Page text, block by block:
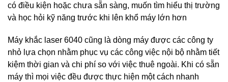
có điều kiện hoặc chưa sẵn sàng, muốn tìm hiểu thị trường
và học hỏi kỹ năng trước khi lên khổ máy lớn hơn
Máy khắc laser 6040 cũng là dòng máy được các công ty
nhỏ lựa chọn nhằm phục vụ các công việc nội bộ nhằm tiết
kiệm thời gian và chi phí so với việc thuê ngoài. Khi có sẵn
máy thì mọi việc đều được thực hiện một cách nhanh